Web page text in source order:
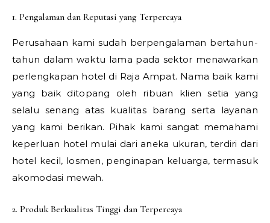
1. Pengalaman dan Reputasi yang Terpercaya
Perusahaan kami sudah berpengalaman bertahun-
tahun dalam waktu lama pada sektor menawarkan
perlengkapan hotel di Raja Ampat. Nama baik kami
yang baik ditopang oleh ribuan klien setia yang
selalu senang atas kualitas barang serta layanan
yang kami berikan. Pihak kami sangat memahami
keperluan hotel mulai dari aneka ukuran, terdiri dari
hotel kecil, losmen, penginapan keluarga, termasuk
akomodasi mewah.
2. Produk Berkualitas Tinggi dan Terpercaya